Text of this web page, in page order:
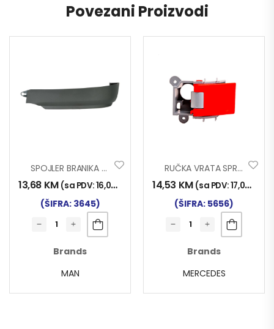
Povezani Proizvodi
SPOJLER BRANIKA MAN TGX TKZ. GOLUB LIJ.
13,68 KM (sa PDV:16,00
(ŠIFRA: 3645)
Brands
MAN
RUČKA VRATA SPRINTER UNUT LIJ.
14,53 KM (sa PDV:17,00
(ŠIFRA: 5656)
Brands
MERCEDES